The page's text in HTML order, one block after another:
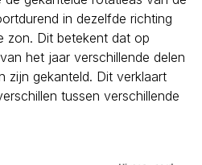
in dezelfde richting
zon. Dit betekent dat op
het jaar verschillende delen
zijn gekanteld. Dit verklaart
tussen verschillende